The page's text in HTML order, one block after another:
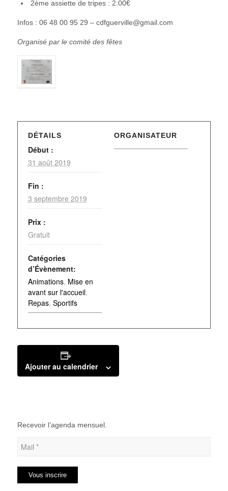
2ème assiette de tripes : 2.00€
Infos : 06 48 00 95 29 – cdfguerville@gmail.com
Organisé par le comité des fêtes
DÉTAILS
Début :
31 août 2019
Fin :
3 septembre 2019
Prix :
Gratuit
Catégories
d’Évènement:
Animations, Mise en
avant sur l'accueil,
Repas, Sportifs
ORGANISATEUR
Ajouter au calendrier
Recevoir l’agenda mensuel.